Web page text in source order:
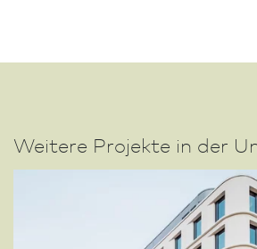
Weitere Projekte in der